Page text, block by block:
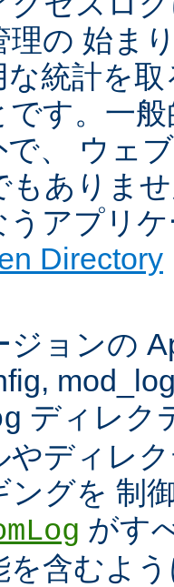
理の 始ま
な統計を
す。一
、 ウェ
もありま
うアプリ
Directory
ジョンの
ディレク
やディレ
ングを 制
がす
を含むよ